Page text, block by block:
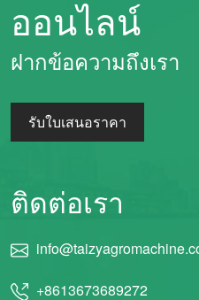
ออนไลน์
ฝากข้อความถึงเรา
รับใบเสนอราคา
ติดต่อเรา
+8613673689272